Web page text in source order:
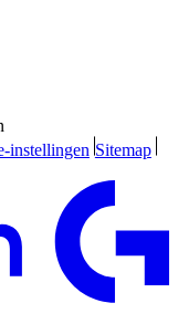
instellingen Sitemap